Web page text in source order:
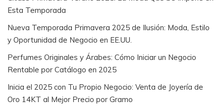
Esta Temporada
Nueva Temporada Primavera 2025 de Ilusión: Moda, Estilo
y Oportunidad de Negocio en EE.UU.
Perfumes Originales y Árabes: Cómo Iniciar un Negocio
Rentable por Catálogo en 2025
Inicia el 2025 con Tu Propio Negocio: Venta de Joyería de
Oro 14KT al Mejor Precio por Gramo